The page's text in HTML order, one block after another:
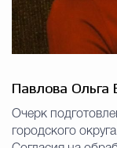
Павлова Ольга
Очерк
городского